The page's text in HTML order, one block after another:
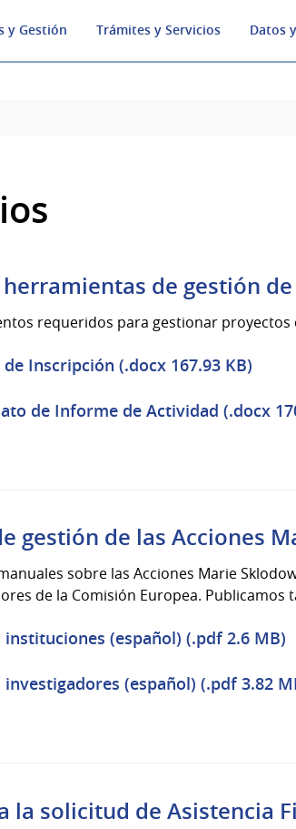
y Gestión Trámites y Servicios Datos
de gestión
requeridos para gestionar proyectos
Inscripción (.docx 167.93 KB)
de Informe de Actividad (.docx
gestión de las Acciones
sobre las Acciones Marie
de la Comisión Europea. Publicamos
instituciones (español) (.pdf 2.6 MB)
investigadores (español) (.pdf 3.82
la solicitud de Asistencia